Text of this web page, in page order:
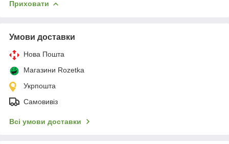
Приховати
Умови доставки
Нова Пошта
Магазини Rozetka
Укрпошта
Самовивіз
Всі умови доставки